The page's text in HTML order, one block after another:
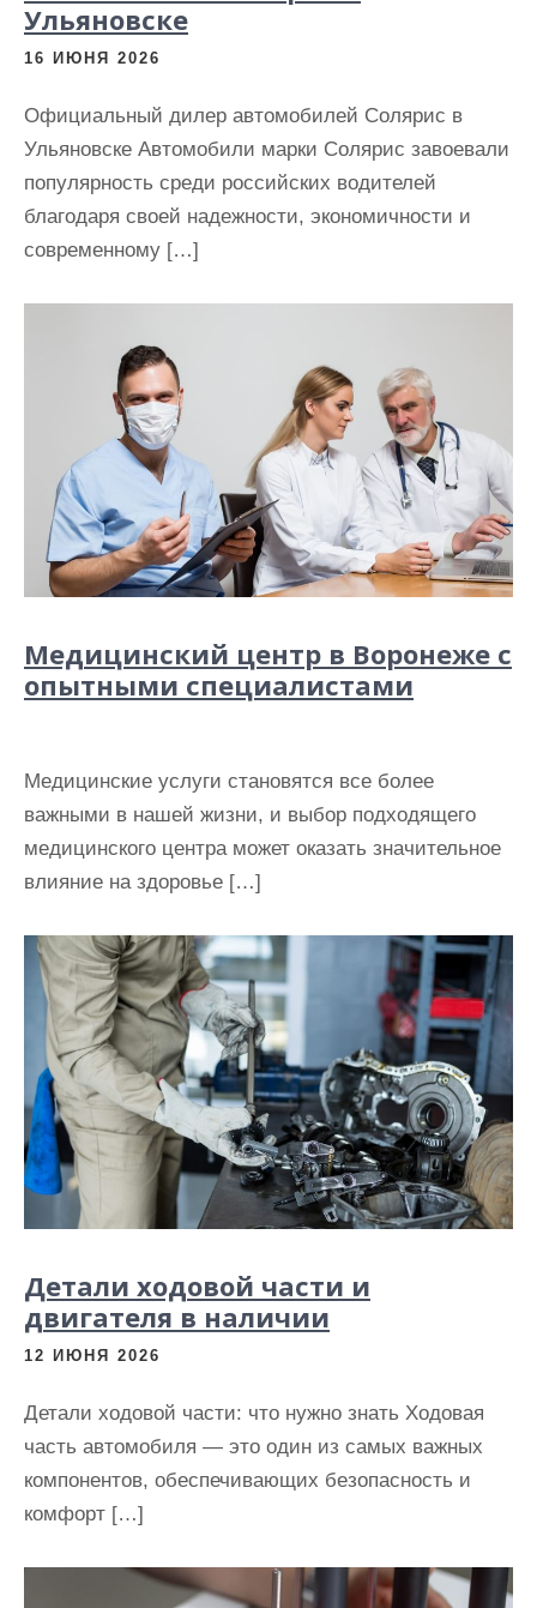
Ульяновске
16 ИЮНЯ 2026
Официальный дилер автомобилей Солярис в
Ульяновске Автомобили марки Солярис завоевали
популярность среди российских водителей
благодаря своей надежности, экономичности и
современному […]
Медицинский центр в Воронеже с
опытными специалистами
Медицинские услуги становятся все более
важными в нашей жизни, и выбор подходящего
медицинского центра может оказать значительное
влияние на здоровье […]
Детали ходовой части и
двигателя в наличии
12 ИЮНЯ 2026
Детали ходовой части: что нужно знать Ходовая
часть автомобиля — это один из самых важных
компонентов, обеспечивающих безопасность и
комфорт […]